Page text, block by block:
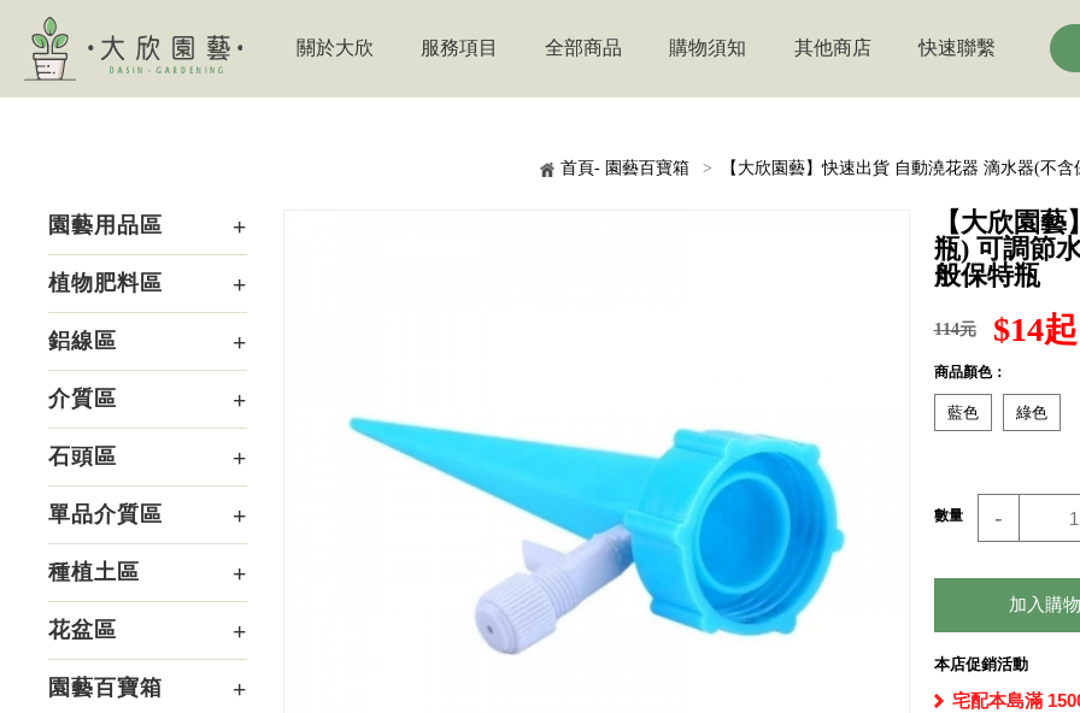
關於大欣 服務項目 全部商品 購物須知 其他商店 快速聯繫
首頁- 園藝百寶箱 > 【大欣園藝】快速出貨 自動澆花器 滴水器(不
園藝用品區
植物肥料區
鋁線區
介質區
石頭區
單品介質區
種植土區
花盆區
園藝百寶箱
【大欣園
瓶) 可調節
般保特瓶
114元 $14起
商品顏色：
藍色 綠色
數量 -
加入購
本店促銷活動
宅配本島滿